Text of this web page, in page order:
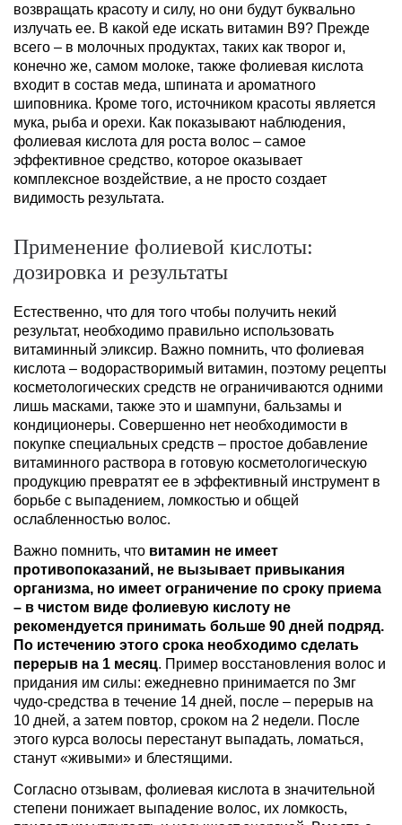
возвращать красоту и силу, но они будут буквально
излучать ее. В какой еде искать витамин B9? Прежде
всего – в молочных продуктах, таких как творог и,
конечно же, самом молоке, также фолиевая кислота
входит в состав меда, шпината и ароматного
шиповника. Кроме того, источником красоты является
мука, рыба и орехи. Как показывают наблюдения,
фолиевая кислота для роста волос – самое
эффективное средство, которое оказывает
комплексное воздействие, а не просто создает
видимость результата.
Применение фолиевой кислоты:
дозировка и результаты
Естественно, что для того чтобы получить некий
результат, необходимо правильно использовать
витаминный эликсир. Важно помнить, что фолиевая
кислота – водорастворимый витамин, поэтому рецепты
косметологических средств не ограничиваются одними
лишь масками, также это и шампуни, бальзамы и
кондиционеры. Совершенно нет необходимости в
покупке специальных средств – простое добавление
витаминного раствора в готовую косметологическую
продукцию превратят ее в эффективный инструмент в
борьбе с выпадением, ломкостью и общей
ослабленностью волос.
Важно помнить, что витамин не имеет
противопоказаний, не вызывает привыкания
организма, но имеет ограничение по сроку приема
– в чистом виде фолиевую кислоту не
рекомендуется принимать больше 90 дней подряд.
По истечению этого срока необходимо сделать
перерыв на 1 месяц. Пример восстановления волос и
придания им силы: ежедневно принимается по 3мг
чудо-средства в течение 14 дней, после – перерыв на
10 дней, а затем повтор, сроком на 2 недели. После
этого курса волосы перестанут выпадать, ломаться,
станут «живыми» и блестящими.
Согласно отзывам, фолиевая кислота в значительной
степени понижает выпадение волос, их ломкость,